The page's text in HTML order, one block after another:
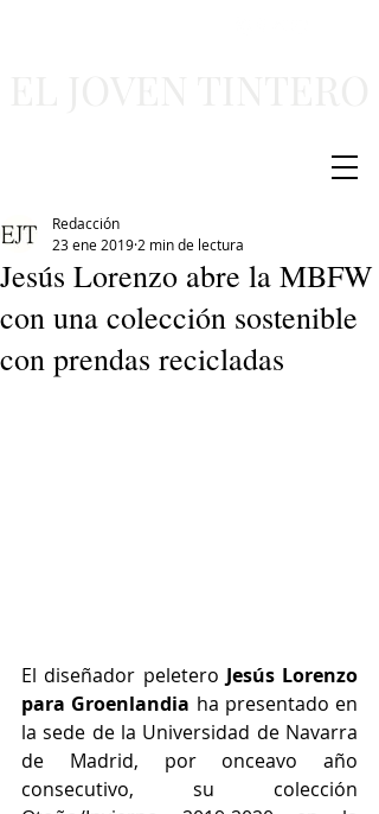
Jesús Lorenzo abre la MBFW
con una colección sostenible
con prendas recicladas
Redacción
23 ene 2019 2 min de lectura
El diseñador peletero Jesús Lorenzo
para Groenlandia ha presentado en
la sede de la Universidad de Navarra
de Madrid, por onceavo año
consecutivo, su colección